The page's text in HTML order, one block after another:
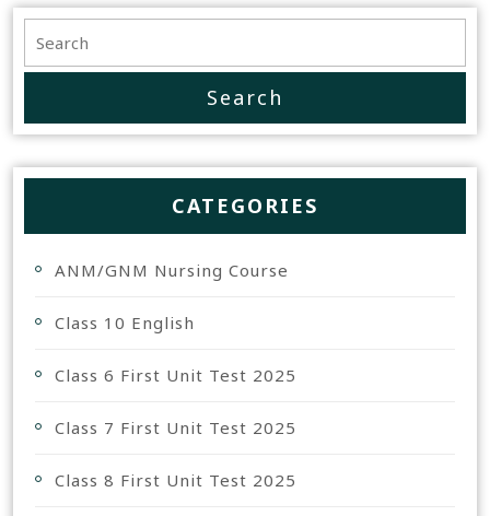
CATEGORIES
ANM/GNM Nursing Course
Class 10 English
Class 6 First Unit Test 2025
Class 7 First Unit Test 2025
Class 8 First Unit Test 2025